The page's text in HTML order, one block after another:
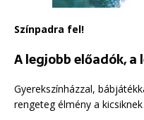
Színpadra fel!
A legjobb előadók,
Gyerekszínházzal,
rengeteg élmény a